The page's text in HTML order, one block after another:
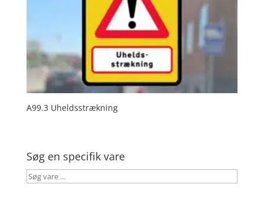
A99.3 Uheldsstrækning
Søg en specifik vare
Søg